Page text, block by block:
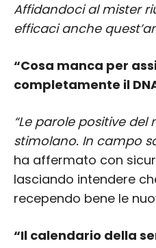
Affidandoci al mister
efficaci anche
“Cosa manca per
completamente il
“Le parole positive
stimolano. In campo
ha affermato con
lasciando intendere
recependo bene le
“Il calendario della